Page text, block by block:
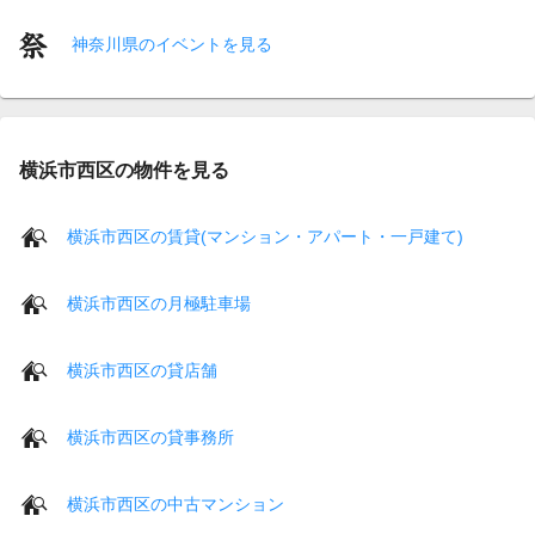
神奈川県のイベントを見る
横浜市西区の物件を見る
横浜市西区の賃貸(マンション・アパート・一戸建て)
横浜市西区の月極駐車場
横浜市西区の貸店舗
横浜市西区の貸事務所
横浜市西区の中古マンション